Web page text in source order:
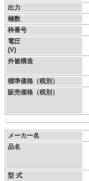
出力
極数
枠番号
電圧
(V)
外被構造
標準価格（税別）
販売価格（税別）
メーカー名
品名
型 式